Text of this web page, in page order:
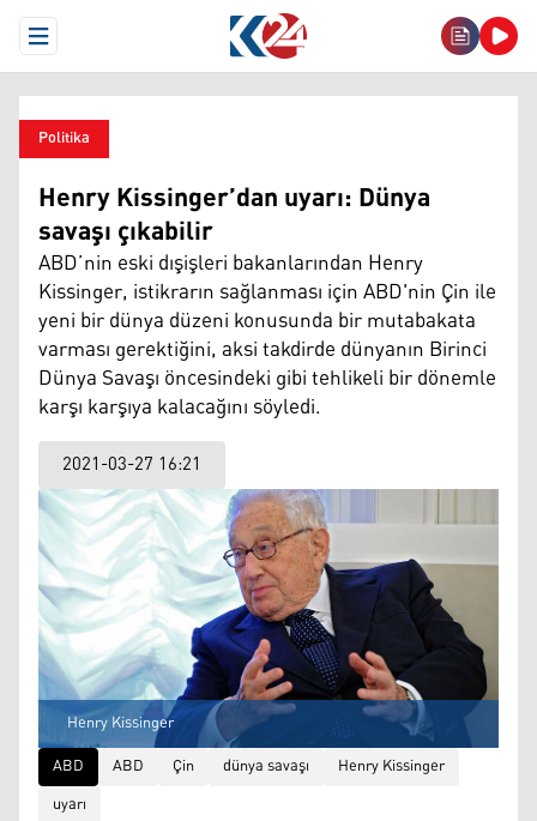
Open Menu
Politika
Henry Kissinger’dan uyarı: Dünya
savaşı çıkabilir
ABD’nin eski dışişleri bakanlarından Henry
Kissinger, istikrarın sağlanması için ABD'nin Çin ile
yeni bir dünya düzeni konusunda bir mutabakata
varması gerektiğini, aksi takdirde dünyanın Birinci
Dünya Savaşı öncesindeki gibi tehlikeli bir dönemle
karşı karşıya kalacağını söyledi.
2021-03-27 16:21
Henry Kissinger
ABD
ABD Çin dünya savaşı
Henry Kissinger
uyarı